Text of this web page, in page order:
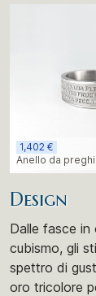
1,402 €
Anello da
bianco grezzo
Design
Dalle fasce in
cubismo, gli
spettro di
oro tricolore